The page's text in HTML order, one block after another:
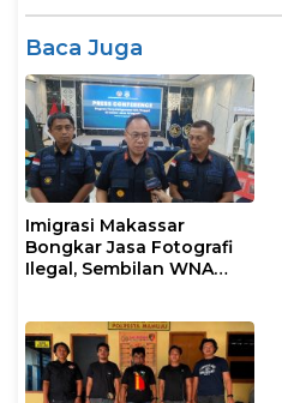
Baca Juga
Imigrasi Makassar
Bongkar Jasa Fotografi
Ilegal, Sembilan WNA
Tinggal